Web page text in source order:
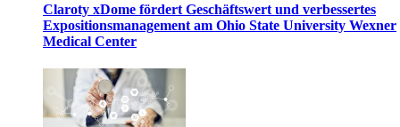
Claroty xDome fördert Geschäftswert und verbessertes
Expositionsmanagement am Ohio State University Wexner
Medical Center